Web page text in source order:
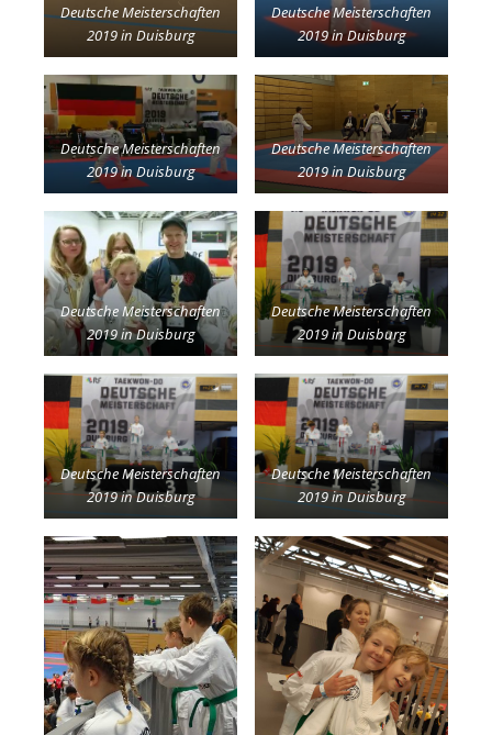
Deutsche Meisterschaften
2019 in Duisburg
Deutsche Meisterschaften
2019 in Duisburg
Deutsche Meisterschaften
2019 in Duisburg
Deutsche Meisterschaften
2019 in Duisburg
Deutsche Meisterschaften
2019 in Duisburg
Deutsche Meisterschaften
2019 in Duisburg
Deutsche Meisterschaften
2019 in Duisburg
Deutsche Meisterschaften
2019 in Duisburg